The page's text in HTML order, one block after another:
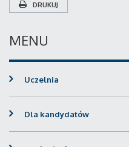
DRUKUJ
MENU
Uczelnia
Dla kandydatów